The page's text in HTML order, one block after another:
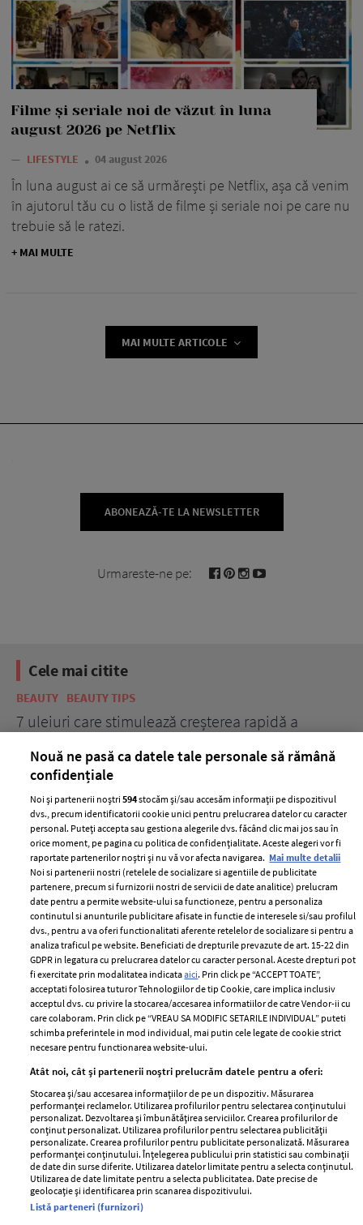
Filme și seriale noi de văzut în luna
august 2026 pe Netflix
— LIFESTYLE 04 august 2026
În luna august ai ce să urmărești pe Netflix, așa că venim
în ajutorul tău cu o listă de filme și seriale noi pe care nu
trebuie să le ratezi.
+ MAI MULTE
MAI MULTE ARTICOLE
ABONEAZĂ-TE LA NEWSLETTER
Urmareste-ne pe:
Cele mai citite
BEAUTY BEAUTY TIPS
7 uleiuri care stimulează creșterea rapidă a
ELLE Style Awards
2024
Despre ELLE
Romania
Contact
Abonamente
Termeni si conditii
Politica de
confidențialitate
Politica de cookies
Publicitate
GSP
Unica
Baby
Retete
femei
Viva
Avantaje
Retete practice
Pariază responsabil! Decizia ONJN nr. 821/25.09.2025.
Jocurile de noroc sunt interzise minorilor.
Nouă ne pasă ca datele tale personale să rămână
confidențiale
Noi și partenerii noștri594stocăm și/sau accesăm informații pe dispozitivul
dvs., precum identificatorii cookie unici pentru prelucrarea datelor cu caracter
personal. Puteți accepta sau gestiona alegerile dvs. făcând clic mai jos sau în
orice moment, pe pagina cu politica de confidențialitate. Aceste alegeri vor fi
raportate partenerilor noștri și nu vă vor afecta navigarea. Mai multe detalii
Noi si partenerii nostri (retelele de socializare si agentiile de publicitate
partenere, precum si furnizorii nostri de servicii de date analitice) prelucram
date pentru a permite website-ului sa functioneze, pentru a personaliza
continutul si anunturile publicitare afisate in functie de interesele si/sau profilul
dvs., pentru a va oferi functionalitati aferente retelelor de socializare si pentru a
analiza traficul pe website. Beneficiati de drepturile prevazute de art. 15-22 din
GDPR in legatura cu prelucrarea datelor cu caracter personal. Aceste drepturi pot
fi exercitate prin modalitatea indicataaici. Prin click pe “ACCEPT TOATE”,
acceptati folosirea tuturor Tehnologiilor de tip Cookie, care implica inclusiv
acceptul dvs. cu privire la stocarea/accesarea informatiilor de catre Vendor-ii cu
care colaboram. Prin click pe “VREAU SA MODIFIC SETARILE INDIVIDUAL” puteti
schimba preferintele in mod individual, mai putin cele legate de cookie strict
necesare pentru functionarea website-ului.
Atât noi, cât și partenerii noștri prelucrăm datele pentru a oferi:
Stocarea și/sau accesarea informațiilor de pe un dispozitiv. Măsurarea
performanței reclamelor. Utilizarea profilurilor pentru selectarea conținutului
personalizat. Dezvoltarea și îmbunătățirea serviciilor. Crearea profilurilor de
conținut personalizat. Utilizarea profilurilor pentru selectarea publicității
personalizate. Crearea profilurilor pentru publicitate personalizată. Măsurarea
performanței conținutului. Înțelegerea publicului prin statistici sau combinații
de date din surse diferite. Utilizarea datelor limitate pentru a selecta conținutul.
Utilizarea de date limitate pentru a selecta publicitatea. Date precise de
geolocație și identificarea prin scanarea dispozitivului.
Listă parteneri (furnizori)